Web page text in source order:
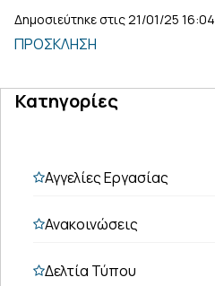
Δημοσιεύτηκε στις 21/01/25 16:04
ΠΡΟΣΚΛΗΣΗ
Κατηγορίες
Αγγελίες Εργασίας
Ανακοινώσεις
Δελτία Τύπου